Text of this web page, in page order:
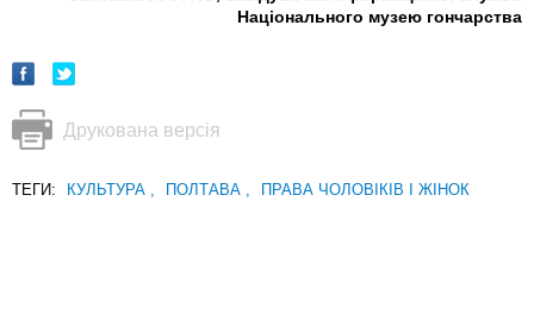
Національного музею гончарства
Друкована версія
ТЕГИ: КУЛЬТУРА ПОЛТАВА ПРАВА ЧОЛОВІКІВ І ЖІНОК